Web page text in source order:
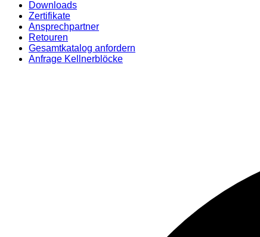
Downloads
Zertifikate
Ansprechpartner
Retouren
Gesamtkatalog anfordern
Anfrage Kellnerblöcke